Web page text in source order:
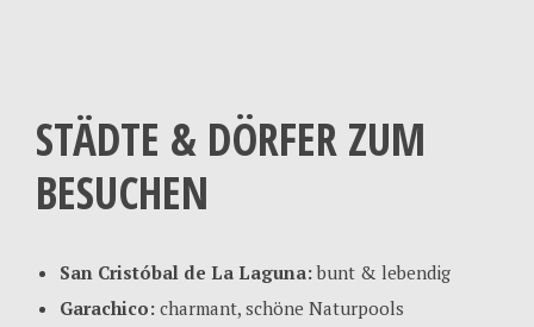
STÄDTE & DÖRFER ZUM
BESUCHEN
San Cristóbal de La Laguna:bunt & lebendig
Garachico:charmant, schöne Naturpools